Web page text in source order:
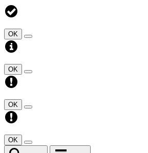
OK
OK
OK
OK